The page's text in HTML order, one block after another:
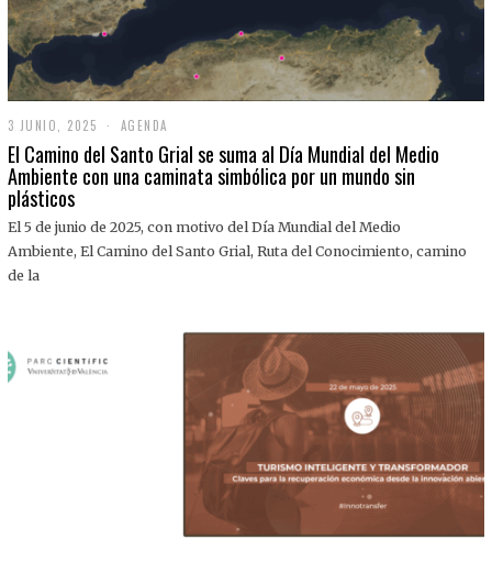
3 JUNIO, 2025
J
U
N
,
0
AGENDA
El Camino del Santo Grial se suma al Día Mundial del Medio
Ambiente con una caminata simbólica por un mundo sin
plásticos
El 5 de junio de 2025, con motivo del Día Mundial del Medio
Ambiente, El Camino del Santo Grial, Ruta del Conocimiento, camino
de la